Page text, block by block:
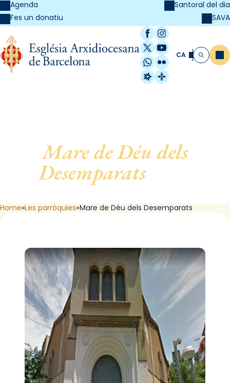
Agenda
Fes un donatiu
Santoral del dia
SAVA
Facebook
Instagram
X / Twitter
YouTube
WhatsApp
Flickr
Radio Estel
Catalunya
CA Cerca
Mare de Déu dels
Desemparats, de L
´Hospitalet de Llobregat
Home Les parròquies Mare de Déu dels Desemparats